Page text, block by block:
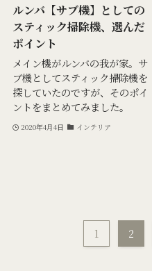
ルンバ【サブ機】としての
スティック掃除機、選んだ
ポイント
メイン機がルンバの我が家。サ
ブ機としてスティック掃除機を
探していたのですが、そのポイ
ントをまとめてみました。
2020年4月4日 インテリア
1 2